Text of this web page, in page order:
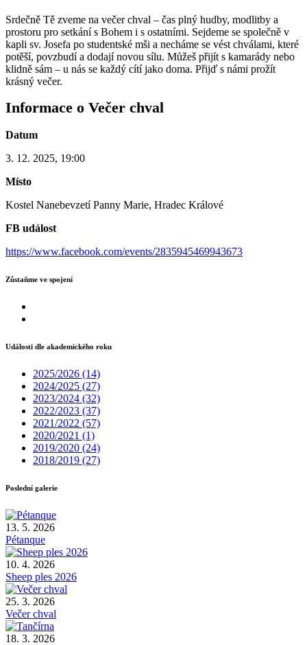
Srdečně Tě zveme na večer chval – čas plný hudby, modlitby a
prostoru pro setkání s Bohem i s ostatními. Sejdeme se společně v
kapli sv. Josefa po studentské mši a necháme se vést chválami, které
potěší, povzbudí a dodají novou sílu. Můžeš přijít s kamarády nebo
klidně sám – u nás se každý cítí jako doma. Přijď s námi prožít
krásný večer.
Informace o Večer chval
Datum
3. 12. 2025, 19:00
Místo
Kostel Nanebevzetí Panny Marie, Hradec Králové
FB událost
https://www.facebook.com/events/2835945469943673
Zůstaňme ve spojení
Události dle akademického roku
2025/2026 (14)
2024/2025 (27)
2023/2024 (32)
2022/2023 (37)
2021/2022 (57)
2020/2021 (1)
2019/2020 (24)
2018/2019 (27)
Poslední galerie
13. 5. 2026
Pétanque
10. 4. 2026
Sheep ples 2026
25. 3. 2026
Večer chval
18. 3. 2026